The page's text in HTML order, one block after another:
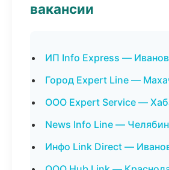
вакансии
ИП Info Express —
Город Expert Line —
ООО Expert Service —
News Info Line —
Инфо Link Direct —